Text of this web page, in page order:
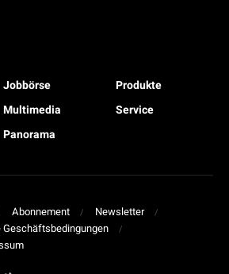
Jobbörse
Multimedia
Panorama
Produkte
Service
Abonnement
Newsletter